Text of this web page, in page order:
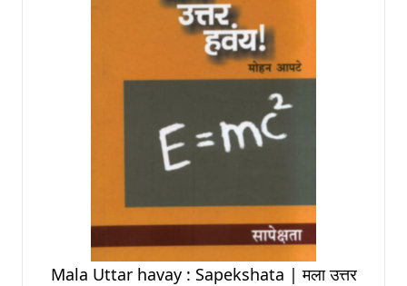
Mala Uttar havay : Sapekshata | मला उत्तर